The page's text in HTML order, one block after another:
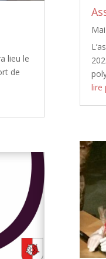
lieu le
de
lire